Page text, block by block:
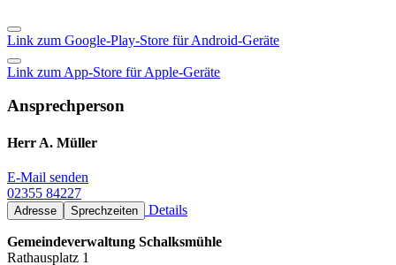
Link zum Google-Play-Store für Android-Geräte
Link zum App-Store für Apple-Geräte
Ansprechperson
Herr A. Müller
E-Mail senden
02355 84227
Adresse Sprechzeiten Details
Gemeindeverwaltung Schalksmühle
Rathausplatz 1